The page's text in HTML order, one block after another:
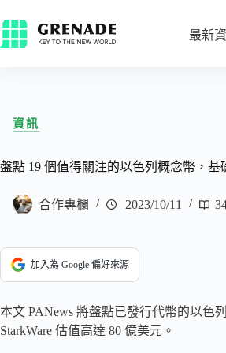
最新
資訊
盤點 19 個值得關注的以色列概念幣，基
合作專欄 2023/10/11
加入為 Google 偏好來源
本文 PANews 將盤點已發行代幣的以色
StarkWare 估值高達 80 億美元。